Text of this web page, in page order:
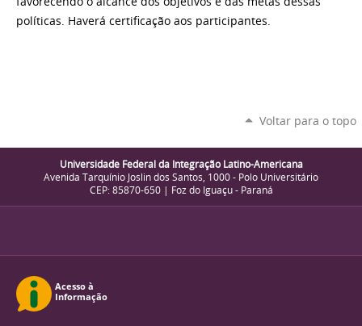
políticas. Haverá certificação aos participantes.
Voltar para o topo
Universidade Federal da Integração Latino-Americana
Avenida Tarquínio Joslin dos Santos, 1000 - Polo Universitário
CEP: 85870-650 | Foz do Iguaçu - Paraná